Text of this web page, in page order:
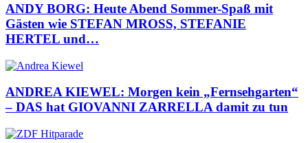
ANDY BORG: Heute Abend Sommer-Spaß mit
Gästen wie STEFAN MROSS, STEFANIE
HERTEL und…
ANDREA KIEWEL: Morgen kein „Fernsehgarten“
– DAS hat GIOVANNI ZARRELLA damit zu tun